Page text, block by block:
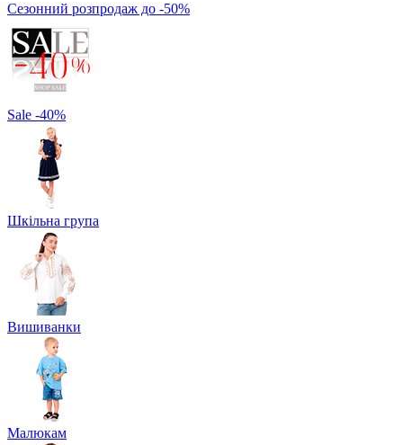
Сезонний розпродаж до -50%
Sale -40%
Шкільна група
Вишиванки
Малюкам